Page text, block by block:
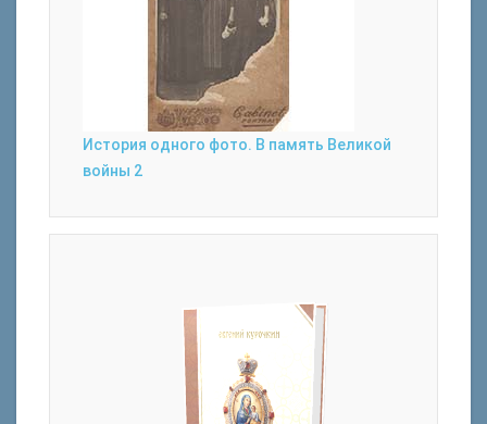
История одного фото. В память Великой
войны 2